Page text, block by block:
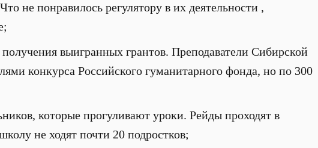
не понравилось регулятору в их деятельности ,
выигранных грантов. Преподаватели Сибирской
конкурса Российского гуманитарного фонда, но по 300
которые прогуливают уроки. Рейды проходят в
не ходят почти 20 подростков;